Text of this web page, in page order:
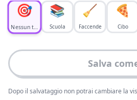
🎯
Nessun tema
📚
Scuola
🧹
Faccende
🍕
Cibo
Salva
Dopo il salvataggio non potrai cambiare la
Gira!
Nascondi